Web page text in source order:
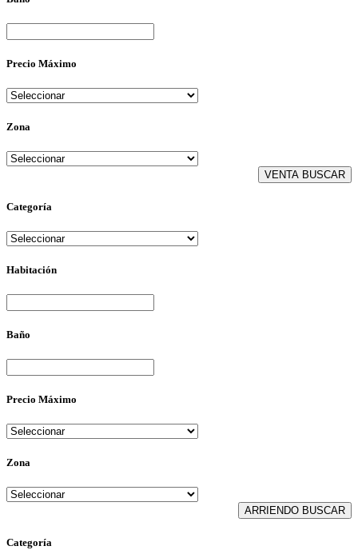
Precio Máximo
Zona
Categoría
Habitación
Baño
Precio Máximo
Zona
Categoría